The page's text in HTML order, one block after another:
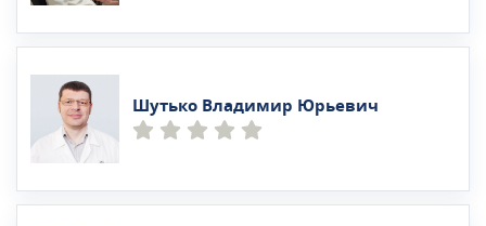
Шутько Владимир Юрьевич